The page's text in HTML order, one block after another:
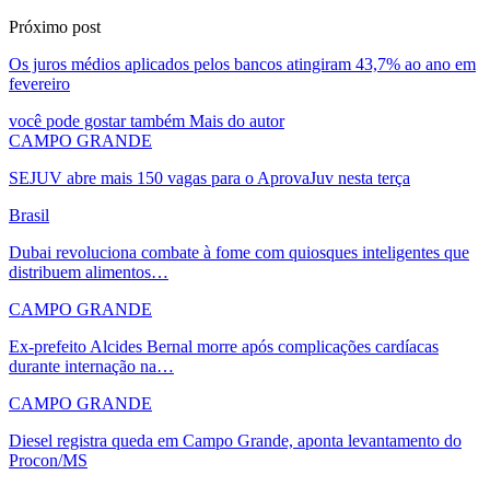
Próximo post
Os juros médios aplicados pelos bancos atingiram 43,7% ao ano em
fevereiro
você pode gostar também Mais do autor
CAMPO GRANDE
SEJUV abre mais 150 vagas para o AprovaJuv nesta terça
Brasil
Dubai revoluciona combate à fome com quiosques inteligentes que
distribuem alimentos…
CAMPO GRANDE
Ex-prefeito Alcides Bernal morre após complicações cardíacas
durante internação na…
CAMPO GRANDE
Diesel registra queda em Campo Grande, aponta levantamento do
Procon/MS